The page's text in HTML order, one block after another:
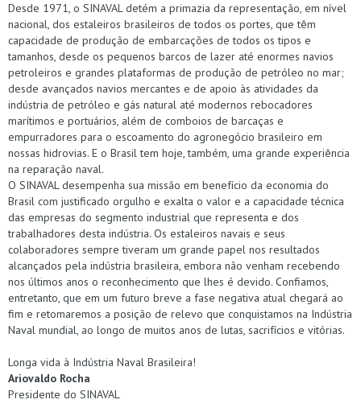
Desde 1971, o SINAVAL detém a primazia da representação, em nível
nacional, dos estaleiros brasileiros de todos os portes, que têm
capacidade de produção de embarcações de todos os tipos e
tamanhos, desde os pequenos barcos de lazer até enormes navios
petroleiros e grandes plataformas de produção de petróleo no mar;
desde avançados navios mercantes e de apoio às atividades da
indústria de petróleo e gás natural até modernos rebocadores
marítimos e portuários, além de comboios de barcaças e
empurradores para o escoamento do agronegócio brasileiro em
nossas hidrovias. E o Brasil tem hoje, também, uma grande experiência
na reparação naval.
O SINAVAL desempenha sua missão em benefício da economia do
Brasil com justificado orgulho e exalta o valor e a capacidade técnica
das empresas do segmento industrial que representa e dos
trabalhadores desta indústria. Os estaleiros navais e seus
colaboradores sempre tiveram um grande papel nos resultados
alcançados pela indústria brasileira, embora não venham recebendo
nos últimos anos o reconhecimento que lhes é devido. Confiamos,
entretanto, que em um futuro breve a fase negativa atual chegará ao
fim e retomaremos a posição de relevo que conquistamos na Indústria
Naval mundial, ao longo de muitos anos de lutas, sacrifícios e vitórias.
Longa vida à Indústria Naval Brasileira!
Ariovaldo Rocha
Presidente do SINAVAL